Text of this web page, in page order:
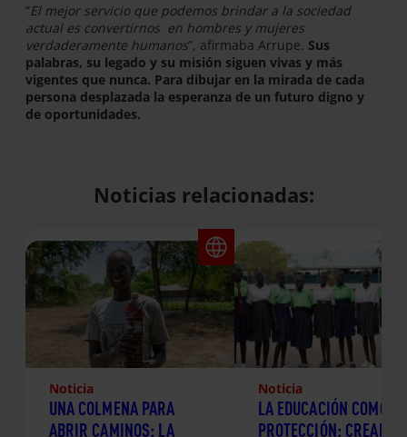
“El mejor servicio que podemos brindar a la sociedad
actual es convertirnos en hombres y mujeres
verdaderamente humanos”, afirmaba Arrupe. Sus
palabras, su legado y su misión siguen vivas y más
vigentes que nunca. Para dibujar en la mirada de cada
persona desplazada la esperanza de un futuro digno y
de oportunidades.
Noticias relacionadas:
Noticia
UNA COLMENA PARA
ABRIR CAMINOS: LA
Noticia
LA EDUCACIÓN COMO
PROTECCIÓN: CREANDO